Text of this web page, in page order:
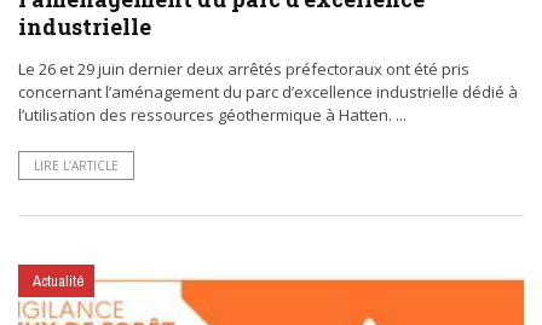
industrielle
Le 26 et 29 juin dernier deux arrêtés préfectoraux ont été pris
concernant l’aménagement du parc d’excellence industrielle dédié à
l’utilisation des ressources géothermique à Hatten. ...
LIRE L’ARTICLE
Actualité